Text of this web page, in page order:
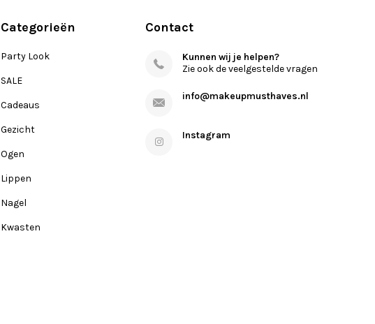
Categorieën
Party Look
SALE
Cadeaus
Gezicht
Ogen
Lippen
Nagel
Kwasten
Contact
Kunnen wij je helpen?
Zie ook de veelgestelde vragen
info@makeupmusthaves.nl
Instagram